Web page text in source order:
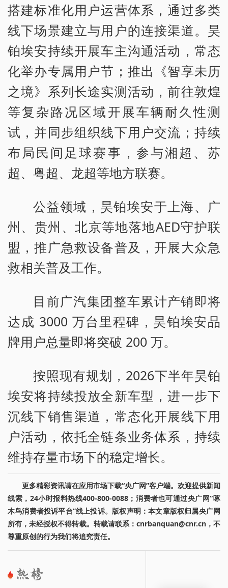
搭建标准化用户运营体系，通过多类
线下场景建立与用户的连接渠道。昊
铂埃安持续开展车主沟通活动，常态
化举办专属用户节；推出《智享未历
之境》系列长途实测活动，前往敦煌
等复杂路况区域开展车辆耐久性测
试，并同步组织线下用户交流；持续
布局民间足球赛事，参与湘超、苏
超、粤超、龙超等地方联赛。
公益领域，昊铂埃安于上海、广
州、贵州、北京等地落地AED守护联
盟，推广急救设备普及，开展大众急
救相关普及工作。
目前广汽集团整车累计产销即将
达成 3000 万台里程碑，昊铂埃安品
牌用户总量即将突破 200 万。
按照现有规划，2026下半年昊铂
埃安将持续投放全新车型，进一步下
沉线下销售渠道，常态化开展线下用
户活动，依托全链条业务体系，持续
维持存量市场下的稳定增长。
更多精彩资讯请在应用市场下载“央广网”客户端。欢迎提供新闻
线索，24小时报料热线400-800-0088；消费者也可通过央广网“啄
木鸟消费者投诉平台”线上投诉。版权声明：本文章版权归属央广网
所有，未经授权不得转载。转载请联系：cnrbanquan@cnr.cn，不
尊重原创的行为我们将追究责任。